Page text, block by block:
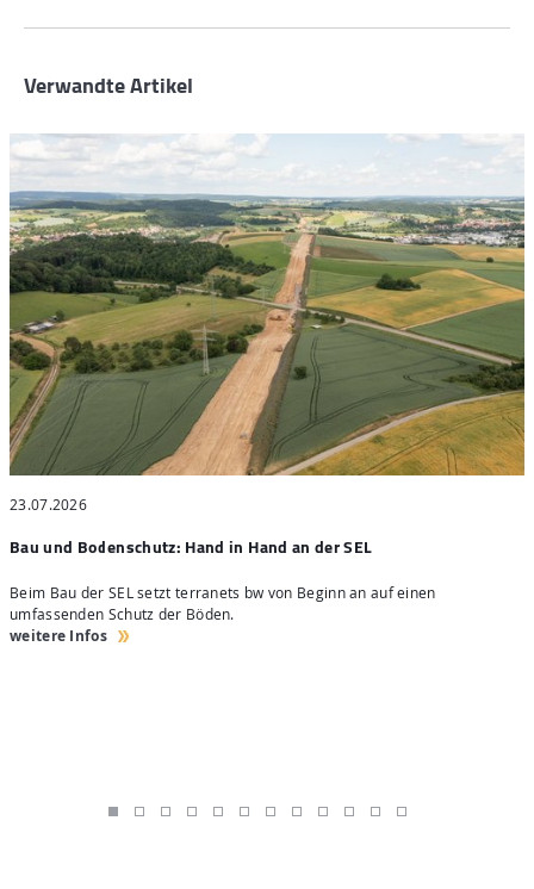
Verwandte Artikel
23.07.2026
Bau und Bodenschutz: Hand in Hand an der SEL
Beim Bau der SEL setzt terranets bw von Beginn an auf einen
umfassenden Schutz der Böden.
weitere Infos